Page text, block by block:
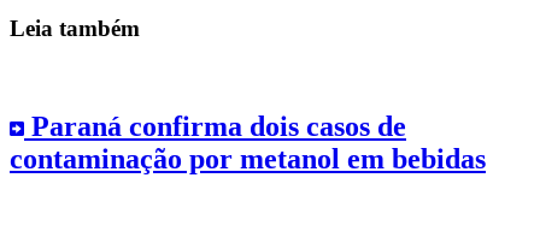
Leia também
Paraná confirma dois casos de
contaminação por metanol em bebidas